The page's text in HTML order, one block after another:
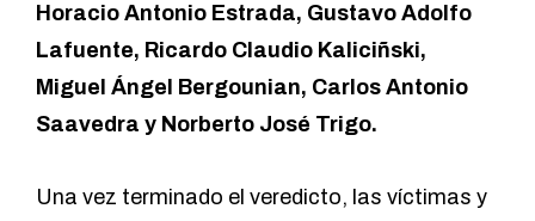
Horacio Antonio Estrada, Gustavo Adolfo
Lafuente, Ricardo Claudio Kaliciñski,
Miguel Ángel Bergounian, Carlos Antonio
Saavedra y Norberto José Trigo.
Una vez terminado el veredicto, las víctimas y